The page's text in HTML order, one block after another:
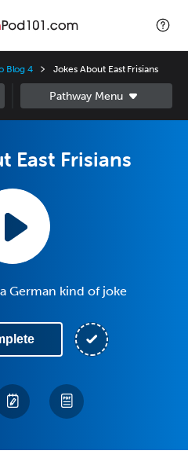
Blog 4 Jokes About East Frisians
East Frisians
German kind of joke